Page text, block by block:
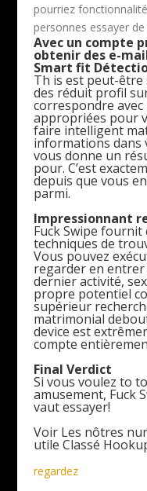
pourriez
personnes essayer
Avec un compte
obtenir des e-
Smart fit
Th is est peut-
des réduit profil
correspondre
appropriées pour
faire intelligent
informations dans
vous donne un
pour. C’est
depuis que vous
parmi.
Impressionnant
Fuck Swipe fournit
techniques de
Vous pouvez
regarder en
dernier activité,
propre potentiel
supérieur
matrimonial
device est
compte
Final Verdict
Si vous voulez to
amusement, Fuck
vaut essayer!
Voir Les nôtres
utile Classé
regardez